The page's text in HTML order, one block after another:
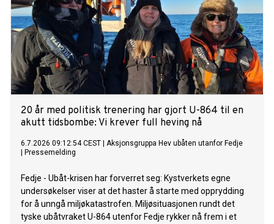
20 år med politisk trenering har gjort U-864 til en
akutt tidsbombe: Vi krever full heving nå
6.7.2026 09:12:54 CEST
Aksjonsgruppa Hev ubåten utanfor Fedje
Pressemelding
Fedje - Ubåt-krisen har forverret seg: Kystverkets egne
undersøkelser viser at det haster å starte med opprydding
for å unngå miljøkatastrofen. Miljøsituasjonen rundt det
tyske ubåtvraket U-864 utenfor Fedje rykker nå frem i et